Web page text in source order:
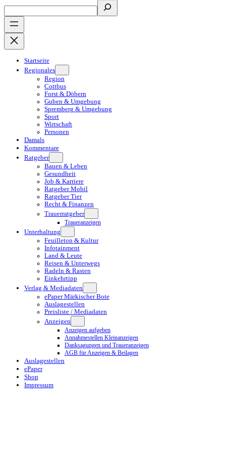
Startseite
Regionales
Region
Cottbus
Forst & Döbern
Guben & Umgebung
Spremberg & Umgebung
Sport
Wirtschaft
Personen
Damals
Kommentare
Ratgeber
Bauen & Leben
Gesundheit
Job & Karriere
Ratgeber Mobil
Ratgeber Tier
Recht & Finanzen
Trauerratgeber
Traueranzeigen
Unterhaltung
Feuilleton & Kultur
Infotainment
Land & Leute
Reisen & Unterwegs
Radeln & Rasten
Einkehrtipp
Verlag & Mediadaten
ePaper Märkischer Bote
Auslagestellen
Preisliste / Mediadaten
Anzeigen
Anzeigen aufgeben
Annahmestellen Kleinanzeigen
Danksagungen und Traueranzeigen
AGB für Anzeigen & Beilagen
Auslagestellen
ePaper
Shop
Impressum